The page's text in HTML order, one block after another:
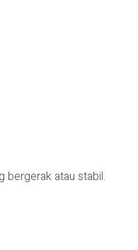
bergerak atau stabil.